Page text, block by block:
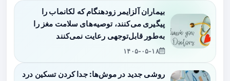
بیماران آلزایمر زودهنگام که لکانماب را
پیگیری می‌کنند، توصیه‌های سلامت مغز را
به‌طور قابل‌توجهی رعایت نمی‌کنند
۱۴۰۵-۰۵-۱۸
روشی جدید در موش‌ها: جدا کردن تسکین درد